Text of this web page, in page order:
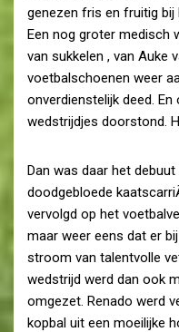
genezen fris en fruitig bij
Een nog groter medisch
van sukkelen , van Auke
voetbalschoenen weer
onverdienstelijk deed.
wedstrijdjes doorstond.
Dan was daar het
doodgebloede
vervolgd op het
maar weer eens dat er
stroom van talentvolle
wedstrijd werd dan ook
omgezet. Renado werd
kopbal uit een moeilijke